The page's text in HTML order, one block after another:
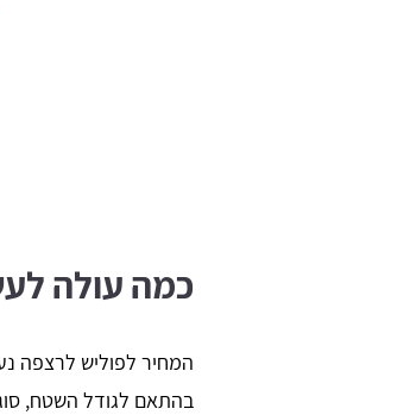
כמה עולה
בהתאם לגודל השטח, סוג